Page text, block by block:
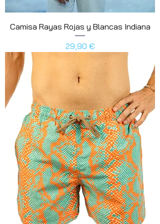
Camisa Rayas Rojas y Blancas Indiana
Precio
29,90 €